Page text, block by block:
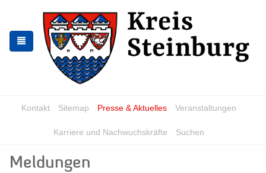
springen
springen
Kontakt Sitemap Presse & Aktuelles Veranstaltungen
Karriere und Nachwuchskräfte Suchen
Meldungen